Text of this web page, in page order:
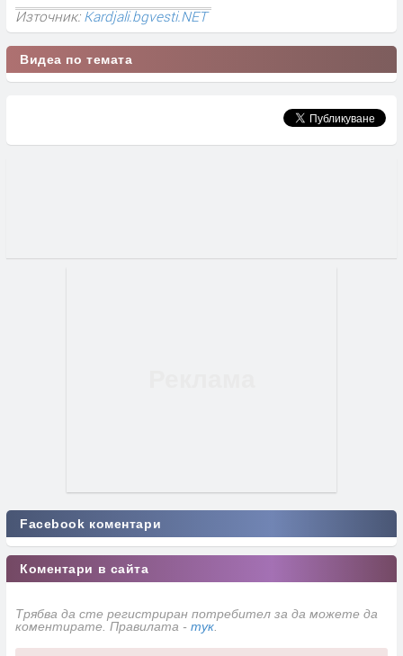
Източник:Kardjali.bgvesti.NET
Видеа по темата
Facebook коментари
Коментари в сайта
Трябва да сте регистриран потребител за да можете да
коментирате. Правилата - тук